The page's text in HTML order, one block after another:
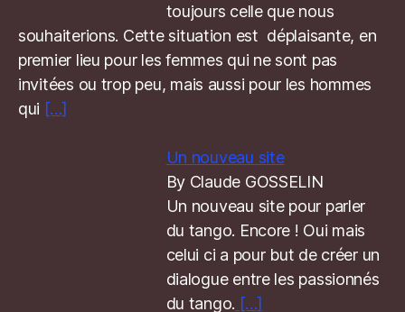
toujours celle que nous
souhaiterions. Cette situation est déplaisante, en
premier lieu pour les femmes qui ne sont pas
invitées ou trop peu, mais aussi pour les hommes
qui […]
Un nouveau site
By Claude GOSSELIN
Un nouveau site pour parler
du tango. Encore ! Oui mais
celui ci a pour but de créer un
dialogue entre les passionnés
du tango. […]